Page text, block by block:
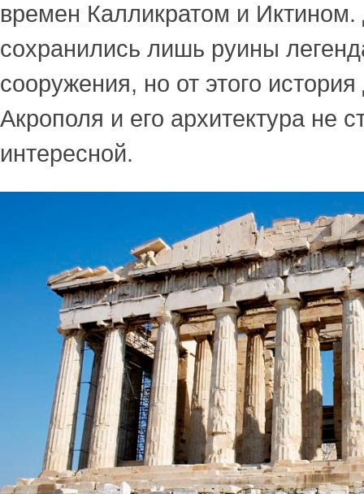
времен Калликратом и
сохранились лишь руины
сооружения, но от этого история
Акрополя и его архитектура не
интересной.